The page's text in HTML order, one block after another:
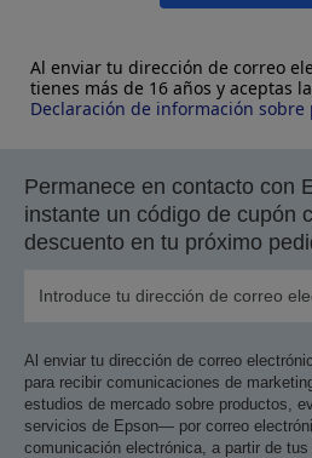
Al enviar tu dirección de correo
tienes más de 16 años y aceptas
Declaración de información sobre
Permanece en contacto con
instante un código de cupón
descuento en tu próximo
Al enviar tu dirección de correo
para recibir comunicaciones de
estudios de mercado sobre productos,
servicios de Epson— por correo
comunicación electrónica, a partir de